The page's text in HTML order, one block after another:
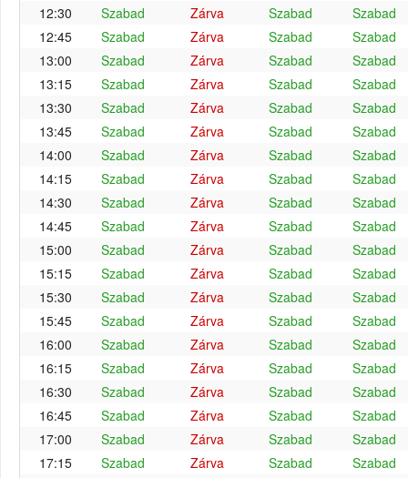
12:30
Szabad Zárva Szabad
Szabad
12:45
Szabad Zárva Szabad
Szabad
13:00
Szabad Zárva Szabad
Szabad
13:15
Szabad Zárva Szabad
Szabad
13:30
Szabad Zárva Szabad
Szabad
13:45
Szabad Zárva Szabad
Szabad
14:00
Szabad Zárva Szabad
Szabad
14:15
Szabad Zárva Szabad
Szabad
14:30
Szabad Zárva Szabad
Szabad
14:45
Szabad Zárva Szabad
Szabad
15:00
Szabad Zárva Szabad
Szabad
15:15
Szabad Zárva Szabad
Szabad
15:30
Szabad Zárva Szabad
Szabad
15:45
Szabad Zárva Szabad
Szabad
16:00
Szabad Zárva Szabad
Szabad
16:15
Szabad Zárva Szabad
Szabad
16:30
Szabad Zárva Szabad
Szabad
16:45
Szabad Zárva Szabad
Szabad
17:00
Szabad Zárva Szabad
Szabad
17:15
Szabad Zárva Szabad
Szabad